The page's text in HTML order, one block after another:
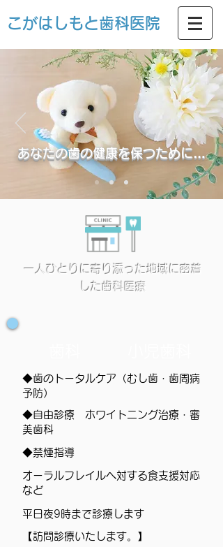
こがはしもと歯科医院
あなたの歯の健康を保つために…
​一人ひとりに寄り添った地域に密着
した歯科医療
◆歯のトータルケア（むし歯・歯周病
予防）
◆自由診療 ホワイトニング治療・審
美歯科
◆禁煙指導
​オーラルフレイルへ対する食支援対応
など
平日夜9時まで診療します
【訪問診療いたします。】